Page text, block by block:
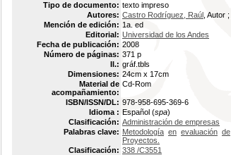
Tipo de documento: texto impreso
Autores: Castro Rodríguez, Raúl , Autor ;
Mención de edición: 1a. ed
Editorial: Universidad de los Andes
Fecha de publicación: 2008
Número de páginas: 371 p
Il.: gráf.tbls
Dimensiones: 24cm x 17cm
Material de
acompañamiento:
Cd-Rom
ISBN/ISSN/DL: 978-958-695-369-6
Idioma : Español (spa)
Clasificación: Administración de empresas
Palabras clave: Metodología en evaluación de
Proyectos.
Clasificación: 338 /C3551